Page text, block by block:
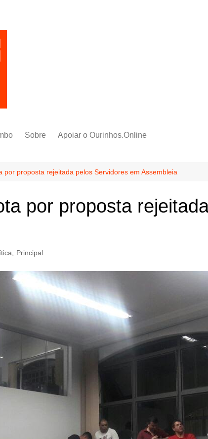
Sobre Apoiar o Ourinhos.Online
por proposta rejeitada pelos Servidores em Assembleia
por proposta
, Principal